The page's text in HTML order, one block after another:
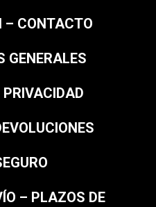
– CONTACTO
GENERALES
– PLAZOS DE